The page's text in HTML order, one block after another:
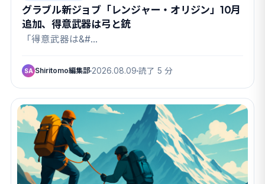
グラブル新ジョブ「レンジャー・オリジン」10月
追加、得意武器は弓と銃
「得意武器は&#…
SA Shiritomo編集部 2026.08.09 読了 5 分